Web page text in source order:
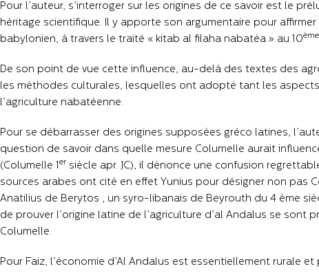
Pour l’auteur, s’interroger sur les origines de ce savoir est le
héritage scientifique. Il y apporte son argumentaire pour affirmer
babylonien, à travers le traité « kitab al filaha nabatéa » au 10ème
De son point de vue cette influence, au-delà des textes des
les méthodes culturales, lesquelles ont adopté tant les
l’agriculture nabatéenne.
Pour se débarrasser des origines supposées gréco latines,
question de savoir dans quelle mesure Columelle aurait
(Columelle 1er siècle apr. JC), il dénonce une confusion
sources arabes ont cité en effet Yunius pour désigner non pas
Anatilius de Berytos , un syro-libanais de Beyrouth du 4 ème
de prouver l’origine latine de l’agriculture d’al Andalus se sont
Columelle.
Pour Faiz, l’économie d’Al Andalus est essentiellement rurale